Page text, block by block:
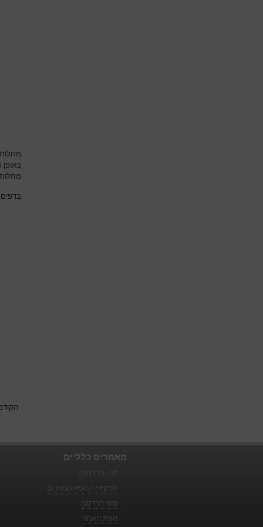
מאמרים כלליים
תפקידי הרופא המרדים
סוגי הרדמה
מפת האתר